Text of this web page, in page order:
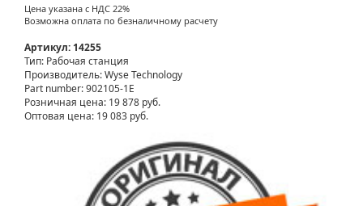
Цена указана с НДС 22%
Возможна оплата по безналичному расчету
Артикул: 14255
Тип: Рабочая станция
Производитель: Wyse Technology
Part number: 902105-1E
Розничная цена: 19 878 руб.
Оптовая цена: 19 083 руб.